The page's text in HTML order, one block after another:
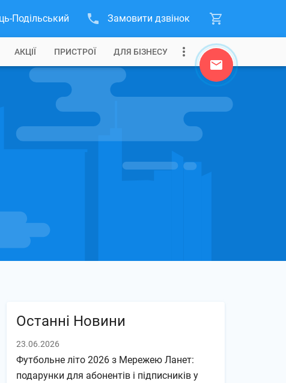
Подільський Замовити дзвінок
АКЦІЇ ПРИСТРОЇ ДЛЯ БІЗНЕСУ
Останні Новини
23.06.2026
Футбольне літо 2026 з Мережею Ланет:
подарунки для абонентів і підписників у